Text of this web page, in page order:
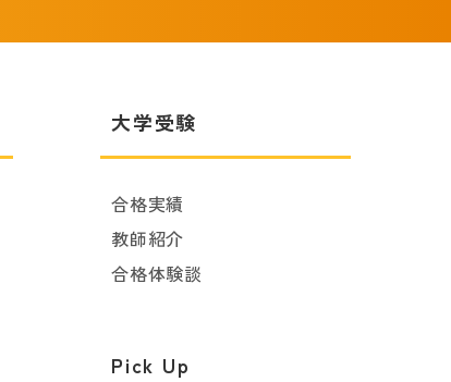
大学受験
合格実績
教師紹介
合格体験談
Pick Up